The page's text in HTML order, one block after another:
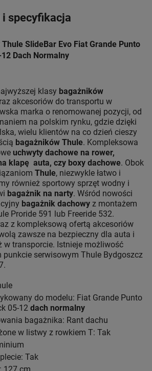
i specyfikacja
SlideBar Evo Fiat Grande Punto
Dach Normalny
klasy bagażników
akcesoriów do transportu w
marka o renomowanej pozycji, od
na polskim rynku, gdzie dzięki
wielu klientów na co dzień cieszy
bagażników Thule. Kompleksowa
uchwyty dachowe na rower,
klapę auta, czy boxy dachowe. Obok
Thule, niezwykle łatwo i
również sportowy sprzęt wodny i
bagażnik na narty. Wśród nowości
bagażnik dachowy z montażem
Proride 591 lub Freeride 532.
z kompleksową ofertą akcesoriów
zawsze na bezpieczny dla auta i
w transporcie. Istnieje możliwość
serwisowym Thule Bydgoszcz
do modelu: Fiat Grande Punto
05-12 dach normalny
bagażnika: Rant dachu
w listwy z rowkiem T: Tak
Tak